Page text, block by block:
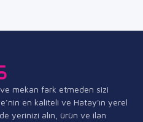
mekan fark etmeden sizi
en kaliteli ve Hatay'ın yerel
yerinizi alın, ürün ve ilan